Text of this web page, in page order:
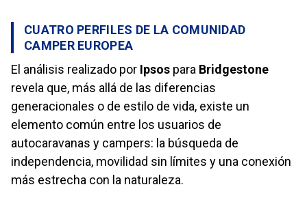
CUATRO PERFILES DE LA COMUNIDAD
CAMPER EUROPEA
El análisis realizado por Ipsos para Bridgestone
revela que, más allá de las diferencias
generacionales o de estilo de vida, existe un
elemento común entre los usuarios de
autocaravanas y campers: la búsqueda de
independencia, movilidad sin límites y una conexión
más estrecha con la naturaleza.